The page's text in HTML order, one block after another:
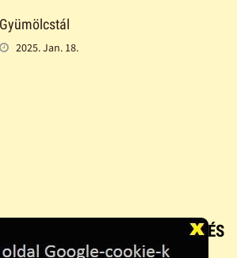
Gyümölcstál
2025. Jan. 18.
TÖLTELÉKKEL - RECEPT, FŐZÉS